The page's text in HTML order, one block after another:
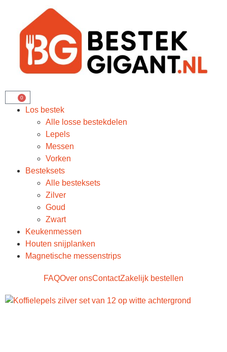
0
Los bestek
Alle losse bestekdelen
Lepels
Messen
Vorken
Besteksets
Alle besteksets
Zilver
Goud
Zwart
Keukenmessen
Houten snijplanken
Magnetische messenstrips
FAQOver onsContactZakelijk bestellen